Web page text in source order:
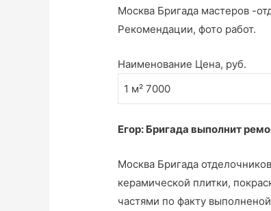
Москва Бригада мастеров -
Рекомендации, фото работ.
Наименование Цена, руб.
1 м² 7000
Егор: Бригада выполнит
Москва Бригада
керамической плитки,
частями по факту